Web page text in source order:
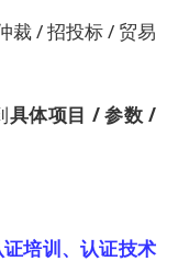
裁 / 招投标 / 贸易
具体项目 / 参数 /
培训、认证技术